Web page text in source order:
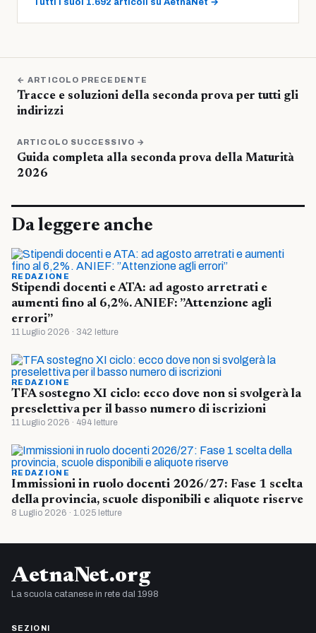
← ARTICOLO PRECEDENTE
Tracce e soluzioni della seconda prova per tutti gli
indirizzi
ARTICOLO SUCCESSIVO →
Guida completa alla seconda prova della Maturità
2026
Da leggere anche
REDAZIONE
Stipendi docenti e ATA: ad agosto arretrati e
aumenti fino al 6,2%. ANIEF: ”Attenzione agli
errori”
11 Luglio 2026 · 342 letture
REDAZIONE
TFA sostegno XI ciclo: ecco dove non si svolgerà la
preselettiva per il basso numero di iscrizioni
11 Luglio 2026 · 494 letture
REDAZIONE
Immissioni in ruolo docenti 2026/27: Fase 1 scelta
della provincia, scuole disponibili e aliquote riserve
8 Luglio 2026 · 1.025 letture
AetnaNet.org
La scuola catanese in rete dal 1998
SEZIONI